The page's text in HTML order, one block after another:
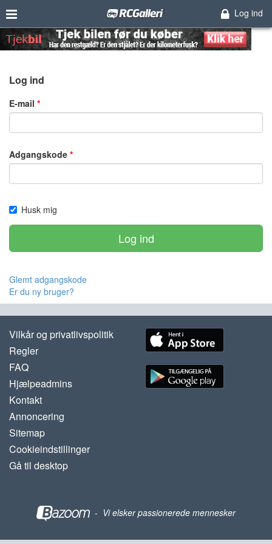
Log ind
Log ind
E-mail
Adgangskode
Husk mig
Log ind
Glemt adgangskode
Er du ny bruger?
Vilkår og privatlivspolitik
Regler
FAQ
Hjælpeadmins
Kontakt
Annoncering
Sitemap
Cookieindstillinger
Gå til desktop
- Vi elsker passionerede mennesker